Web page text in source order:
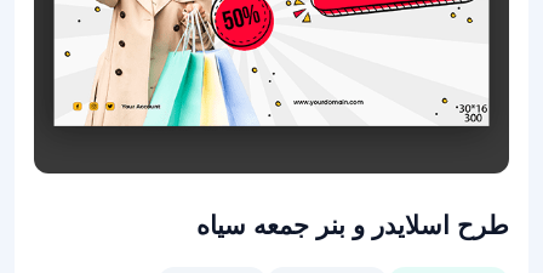
طرح اسلایدر و بنر جمعه سیاه